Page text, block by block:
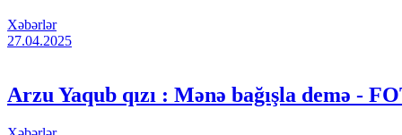
Xəbərlər
27.04.2025
Arzu Yaqub qızı : Mənə bağışla demə -